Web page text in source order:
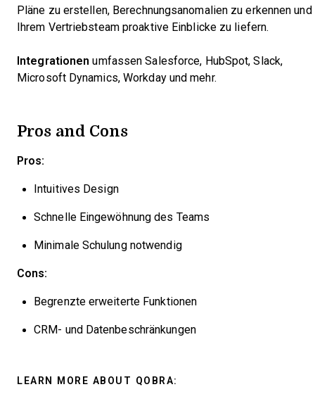
Pläne zu erstellen, Berechnungsanomalien zu erkennen und
Ihrem Vertriebsteam proaktive Einblicke zu liefern.
Integrationen umfassen Salesforce, HubSpot, Slack,
Microsoft Dynamics, Workday und mehr.
Pros and Cons
Pros:
Intuitives Design
Schnelle Eingewöhnung des Teams
Minimale Schulung notwendig
Cons:
Begrenzte erweiterte Funktionen
CRM- und Datenbeschränkungen
LEARN MORE ABOUT QOBRA: